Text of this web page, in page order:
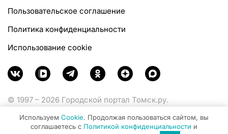
Пользовательское соглашение
Политика конфиденциальности
Использование cookie
© 1997 – 2026 Городской портал Томск.ру.
Министерства цифрового развития, связи и массовых
коммуникаций Российской Федерации.
Используем Cookie. Продолжая пользоваться сайтом, вы
соглашаетесь с Политикой конфиденциальности и